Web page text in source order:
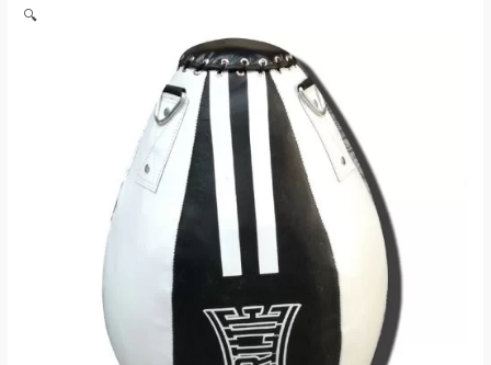
🔍MAÍZ